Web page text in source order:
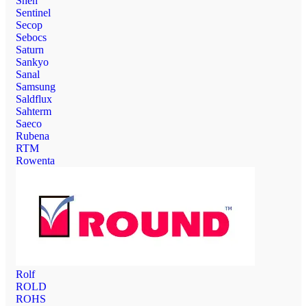
Sentinel
Secop
Sebocs
Saturn
Sankyo
Sanal
Samsung
Saldflux
Sahterm
Saeco
Rubena
RTM
Rowenta
Rolf
ROLD
ROHS